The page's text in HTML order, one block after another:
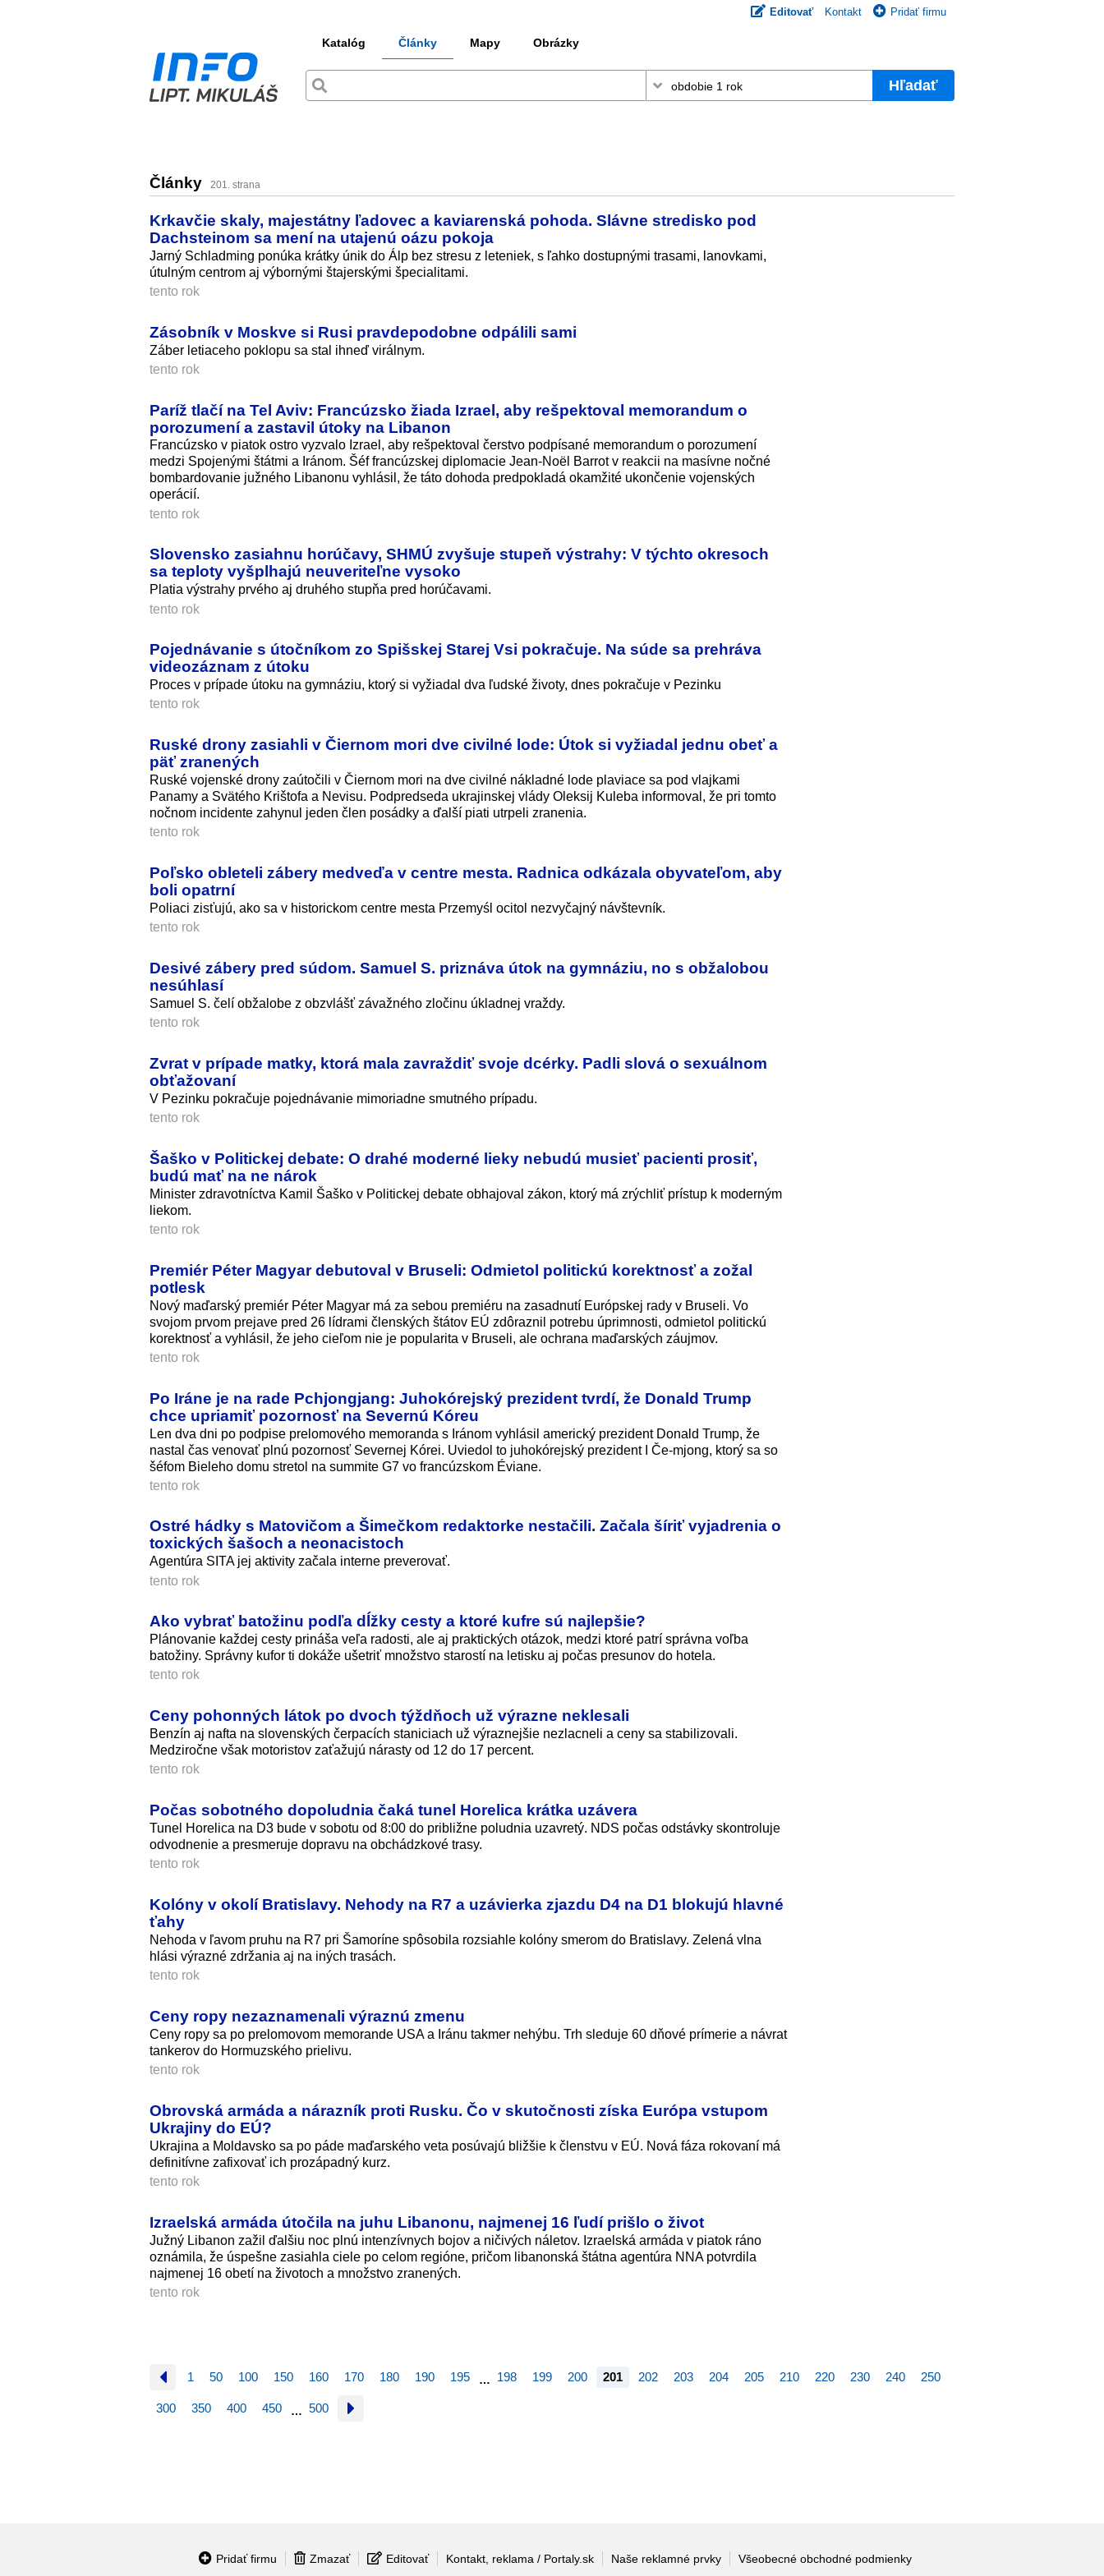
Editovať Kontakt Pridať firmu
Katalóg Články Mapy Obrázky
Hľadať
Články 201. strana
Krkavčie skaly, majestátny ľadovec a kaviarenská pohoda. Slávne stredisko pod
Dachsteinom sa mení na utajenú oázu pokoja
Jarný Schladming ponúka krátky únik do Álp bez stresu z leteniek, s ľahko dostupnými trasami, lanovkami,
útulným centrom aj výbornými štajerskými špecialitami.
tento rok
Zásobník v Moskve si Rusi pravdepodobne odpálili sami
Záber letiaceho poklopu sa stal ihneď virálnym.
tento rok
Paríž tlačí na Tel Aviv: Francúzsko žiada Izrael, aby rešpektoval memorandum o
porozumení a zastavil útoky na Libanon
Francúzsko v piatok ostro vyzvalo Izrael, aby rešpektoval čerstvo podpísané memorandum o porozumení
medzi Spojenými štátmi a Iránom. Šéf francúzskej diplomacie Jean-Noël Barrot v reakcii na masívne nočné
bombardovanie južného Libanonu vyhlásil, že táto dohoda predpokladá okamžité ukončenie vojenských
operácií.
tento rok
Slovensko zasiahnu horúčavy, SHMÚ zvyšuje stupeň výstrahy: V týchto okresoch
sa teploty vyšplhajú neuveriteľne vysoko
Platia výstrahy prvého aj druhého stupňa pred horúčavami.
tento rok
Pojednávanie s útočníkom zo Spišskej Starej Vsi pokračuje. Na súde sa prehráva
videozáznam z útoku
Proces v prípade útoku na gymnáziu, ktorý si vyžiadal dva ľudské životy, dnes pokračuje v Pezinku
tento rok
Ruské drony zasiahli v Čiernom mori dve civilné lode: Útok si vyžiadal jednu obeť a
päť zranených
Ruské vojenské drony zaútočili v Čiernom mori na dve civilné nákladné lode plaviace sa pod vlajkami
Panamy a Svätého Krištofa a Nevisu. Podpredseda ukrajinskej vlády Oleksij Kuleba informoval, že pri tomto
nočnom incidente zahynul jeden člen posádky a ďalší piati utrpeli zranenia.
tento rok
Poľsko obleteli zábery medveďa v centre mesta. Radnica odkázala obyvateľom, aby
boli opatrní
Poliaci zisťujú, ako sa v historickom centre mesta Przemyśl ocitol nezvyčajný návštevník.
tento rok
Desivé zábery pred súdom. Samuel S. priznáva útok na gymnáziu, no s obžalobou
nesúhlasí
Samuel S. čelí obžalobe z obzvlášť závažného zločinu úkladnej vraždy.
tento rok
Zvrat v prípade matky, ktorá mala zavraždiť svoje dcérky. Padli slová o sexuálnom
obťažovaní
V Pezinku pokračuje pojednávanie mimoriadne smutného prípadu.
tento rok
Šaško v Politickej debate: O drahé moderné lieky nebudú musieť pacienti prosiť,
budú mať na ne nárok
Minister zdravotníctva Kamil Šaško v Politickej debate obhajoval zákon, ktorý má zrýchliť prístup k moderným
liekom.
tento rok
Premiér Péter Magyar debutoval v Bruseli: Odmietol politickú korektnosť a zožal
potlesk
Nový maďarský premiér Péter Magyar má za sebou premiéru na zasadnutí Európskej rady v Bruseli. Vo
svojom prvom prejave pred 26 lídrami členských štátov EÚ zdôraznil potrebu úprimnosti, odmietol politickú
korektnosť a vyhlásil, že jeho cieľom nie je popularita v Bruseli, ale ochrana maďarských záujmov.
tento rok
Po Iráne je na rade Pchjongjang: Juhokórejský prezident tvrdí, že Donald Trump
chce upriamiť pozornosť na Severnú Kóreu
Len dva dni po podpise prelomového memoranda s Iránom vyhlásil americký prezident Donald Trump, že
nastal čas venovať plnú pozornosť Severnej Kórei. Uviedol to juhokórejský prezident I Če-mjong, ktorý sa so
šéfom Bieleho domu stretol na summite G7 vo francúzskom Éviane.
tento rok
Ostré hádky s Matovičom a Šimečkom redaktorke nestačili. Začala šíriť vyjadrenia o
toxických šašoch a neonacistoch
Agentúra SITA jej aktivity začala interne preverovať.
tento rok
Ako vybrať batožinu podľa dĺžky cesty a ktoré kufre sú najlepšie?
Plánovanie každej cesty prináša veľa radosti, ale aj praktických otázok, medzi ktoré patrí správna voľba
batožiny. Správny kufor ti dokáže ušetriť množstvo starostí na letisku aj počas presunov do hotela.
tento rok
Ceny pohonných látok po dvoch týždňoch už výrazne neklesali
Benzín aj nafta na slovenských čerpacích staniciach už výraznejšie nezlacneli a ceny sa stabilizovali.
Medziročne však motoristov zaťažujú nárasty od 12 do 17 percent.
tento rok
Počas sobotného dopoludnia čaká tunel Horelica krátka uzávera
Tunel Horelica na D3 bude v sobotu od 8:00 do približne poludnia uzavretý. NDS počas odstávky skontroluje
odvodnenie a presmeruje dopravu na obchádzkové trasy.
tento rok
Kolóny v okolí Bratislavy. Nehody na R7 a uzávierka zjazdu D4 na D1 blokujú hlavné
ťahy
Nehoda v ľavom pruhu na R7 pri Šamoríne spôsobila rozsiahle kolóny smerom do Bratislavy. Zelená vlna
hlási výrazné zdržania aj na iných trasách.
tento rok
Ceny ropy nezaznamenali výraznú zmenu
Ceny ropy sa po prelomovom memorande USA a Iránu takmer nehýbu. Trh sleduje 60 dňové prímerie a návrat
tankerov do Hormuzského prielivu.
tento rok
Obrovská armáda a nárazník proti Rusku. Čo v skutočnosti získa Európa vstupom
Ukrajiny do EÚ?
Ukrajina a Moldavsko sa po páde maďarského veta posúvajú bližšie k členstvu v EÚ. Nová fáza rokovaní má
definitívne zafixovať ich prozápadný kurz.
tento rok
Izraelská armáda útočila na juhu Libanonu, najmenej 16 ľudí prišlo o život
Južný Libanon zažil ďalšiu noc plnú intenzívnych bojov a ničivých náletov. Izraelská armáda v piatok ráno
oznámila, že úspešne zasiahla ciele po celom regióne, pričom libanonská štátna agentúra NNA potvrdila
najmenej 16 obetí na životoch a množstvo zranených.
tento rok
1 50 100 150 160 170 180 190 195 … 198 199 200 201 202 203 204 205 210 220 230 240 250
300 350 400 450 … 500
Pridať firmu Zmazať Editovať Kontakt, reklama / Portaly.sk Naše reklamné prvky Všeobecné obchodné podmienky